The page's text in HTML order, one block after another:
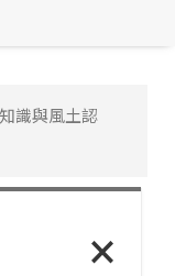
識與風土認
×